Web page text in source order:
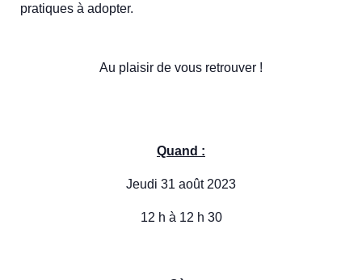
pratiques à adopter.
Au plaisir de vous retrouver !
Quand :
Jeudi 31 août 2023
12 h à 12 h 30